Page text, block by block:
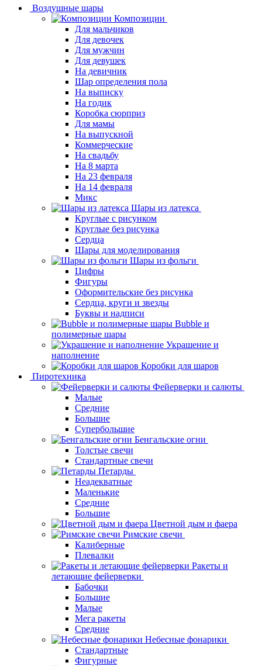
Воздушные шары
Композиции
Для мальчиков
Для девочек
Для мужчин
Для девушек
На девичник
Шар определения пола
На выписку
На годик
Коробка сюрприз
Для мамы
На выпускной
Коммерческие
На свадьбу
На 8 марта
На 23 февраля
На 14 февраля
Микс
Шары из латекса
Круглые с рисунком
Круглые без рисунка
Сердца
Шары для моделирования
Шары из фольги
Цифры
Фигуры
Оформительские без рисунка
Сердца, круги и звезды
Буквы и надписи
Bubble и
полимерные шары
Украшение и
наполнение
Коробки для шаров
Пиротехника
Фейерверки и салюты
Малые
Средние
Большие
Супербольшие
Бенгальские огни
Толстые свечи
Стандартные свечи
Петарды
Неадекватные
Маленькие
Средние
Большие
Цветной дым и фаера
Римские свечи
Калиберные
Плевалки
Ракеты и
летающие фейерверки
Бабочки
Большие
Малые
Мега ракеты
Средние
Небесные фонарики
Стандартные
Фигурные